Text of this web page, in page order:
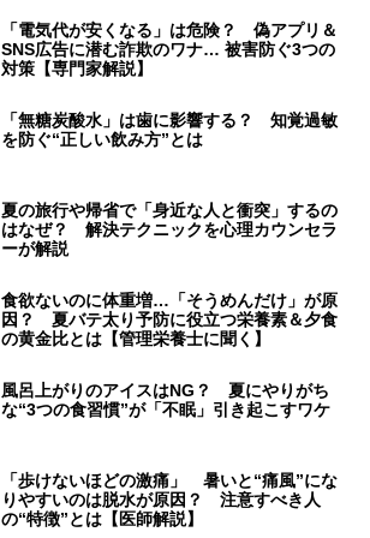
「電気代が安くなる」は危険？ 偽アプリ＆
SNS広告に潜む詐欺のワナ… 被害防ぐ3つの
対策【専門家解説】
「無糖炭酸水」は歯に影響する？ 知覚過敏
を防ぐ“正しい飲み方”とは
夏の旅行や帰省で「身近な人と衝突」するの
はなぜ？ 解決テクニックを心理カウンセラ
ーが解説
食欲ないのに体重増…「そうめんだけ」が原
因？ 夏バテ太り予防に役立つ栄養素＆夕食
の黄金比とは【管理栄養士に聞く】
風呂上がりのアイスはNG？ 夏にやりがち
な“3つの食習慣”が「不眠」引き起こすワケ
「歩けないほどの激痛」 暑いと“痛風”にな
りやすいのは脱水が原因？ 注意すべき人
の“特徴”とは【医師解説】